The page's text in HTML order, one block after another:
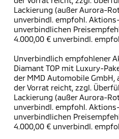
Lackierung (außer Aurora-
unverbindl. empfohl.
unverbindlichen
4.000,00 € unverbindl.
Unverbindlich empfohlener
Diamant TOP mit Luxury-
der MMD Automobile
der Vorrat reicht, zzgl.
Lackierung (außer Aurora-
unverbindl. empfohl.
unverbindlichen
4.000,00 € unverbindl.